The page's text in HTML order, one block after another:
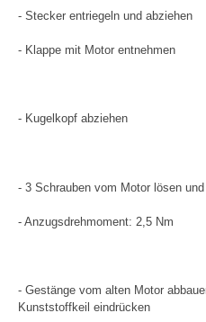
- Stecker entriegeln und abziehen
- Klappe mit Motor entnehmen
- Kugelkopf abziehen
- 3 Schrauben vom Motor lösen
- Anzugsdrehmoment: 2,5 Nm
- Gestänge vom alten Motor
Kunststoffkeil eindrücken